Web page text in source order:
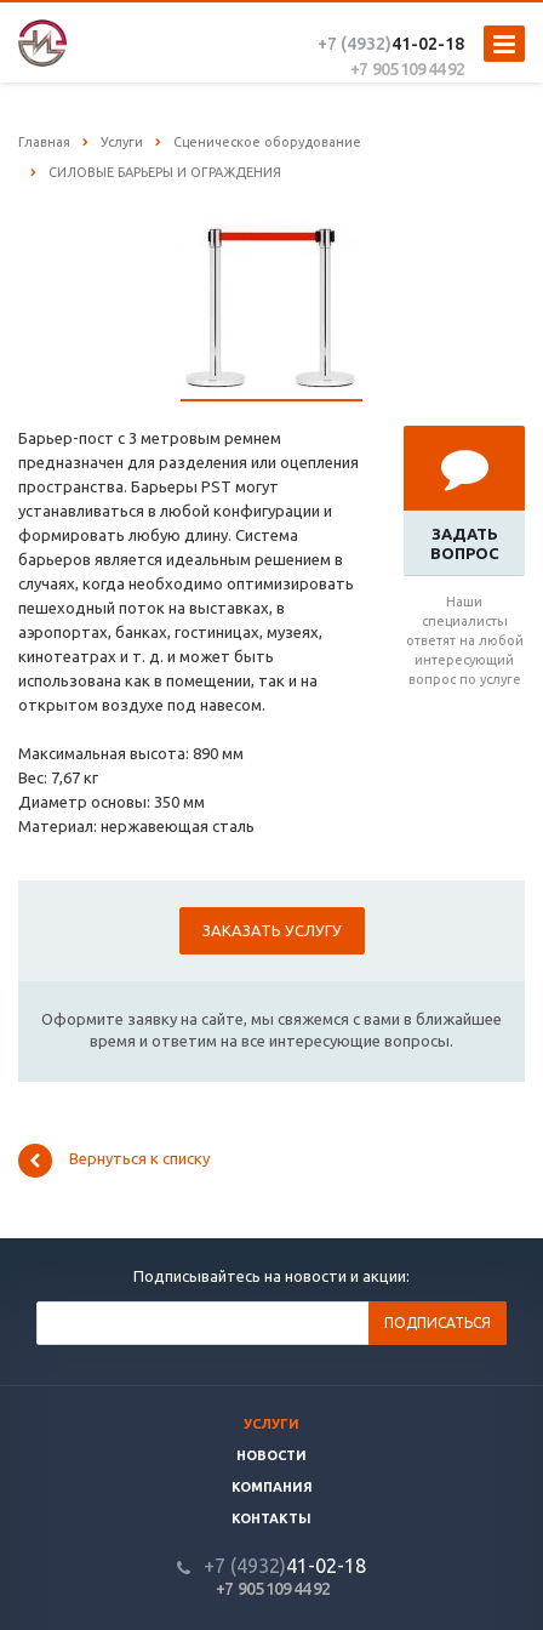
+7 (4932)41-02-18
+7 905 109 44 92
Главная Услуги Сценическое оборудование
CИЛОВЫЕ БАРЬЕРЫ И ОГРАЖДЕНИЯ
ЗАДАТЬ
ВОПРОС
Наши
специалисты
ответят на любой
интересующий
вопрос по услуге
Барьер-пост с 3 метровым ремнем
предназначен для разделения или оцепления
пространства. Барьеры PST могут
устанавливаться в любой конфигурации и
формировать любую длину. Система
барьеров является идеальным решением в
случаях, когда необходимо оптимизировать
пешеходный поток на выставках, в
аэропортах, банках, гостиницах, музеях,
кинотеатрах и т. д. и может быть
использована как в помещении, так и на
открытом воздухе под навесом.
Максимальная высота: 890 мм
Вес: 7,67 кг
Диаметр основы: 350 мм
Материал: нержавеющая сталь
ЗАКАЗАТЬ УСЛУГУ
Оформите заявку на сайте, мы свяжемся с вами в ближайшее
время и ответим на все интересующие вопросы.
Вернуться к списку
Подписывайтесь на новости и акции:
УСЛУГИ
НОВОСТИ
КОМПАНИЯ
КОНТАКТЫ
+7 (4932)41-02-18
+7 905 109 44 92